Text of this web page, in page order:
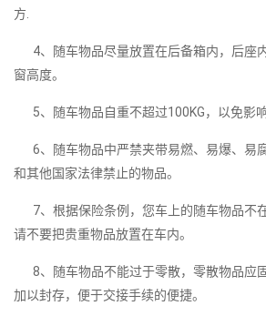
方.
4、随车物品尽量放置在后备箱内，后座
窗高度。
5、随车物品自重不超过100KG，以免影响
6、随车物品中严禁夹带易燃、易爆、易
和其他国家法律禁止的物品。
7、根据保险条例，您车上的随车物品不在
请不要把贵重物品放置在车内。
8、随车物品不能过于零散，零散物品应
加以封存，便于交接手续的便捷。